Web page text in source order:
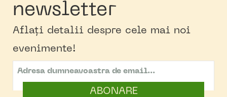
newsletter
Aflați detalii despre cele mai noi
evenimente!
ABONARE